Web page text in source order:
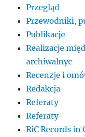
Przegląd
Przewodniki,
Publikacje
Realizacje
archiwalnyc
Recenzje i
Redakcja
Referaty
Referaty
RiC Records in